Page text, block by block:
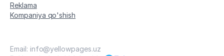
Reklama
Kompaniya qo'shish
Email: info@yellowpages.uz